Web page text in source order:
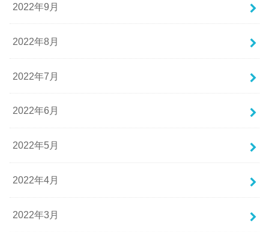
2022年9月
2022年8月
2022年7月
2022年6月
2022年5月
2022年4月
2022年3月